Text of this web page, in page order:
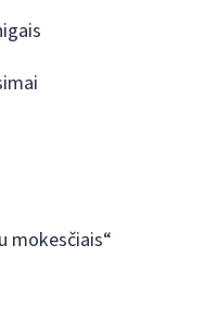
mokesčiais“